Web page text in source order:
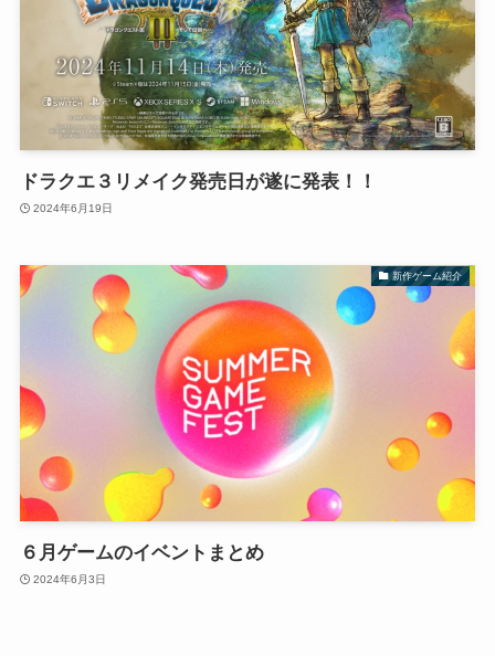
ドラクエ３リメイク発売日が遂に発表！！
2024年6月19日
新作ゲーム紹介
６月ゲームのイベントまとめ
2024年6月3日